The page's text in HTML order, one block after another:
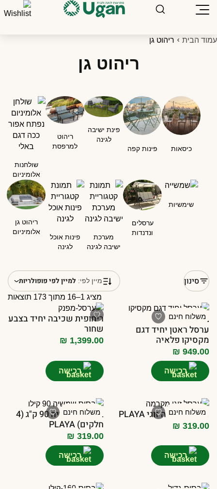
הבית ריהוט גן
ריהוט גן
כיסאות פינות קפה
פינת ישיבה
לגינה
ריהוט
למרפסת
שולחנות
אלומיניום
שימשיות
ערסלים
ונדנדות
מערכת
ישיבה לגינה
פינות אוכל
לגינה
ריהוט גן
אלומיניום
מציג 1–16 מתוך 173 תוצאות
סינון מיין לפי: למיין לפי פופולריות
משלוח חינם
ערסל ראטן יחיד דגם
מקסיקו פלאיה
₪ 949.00
רכישה
ריחופית שכיבה יחיד בצבע
שחור
₪ 1,399.00
רכישה
משלוח חינם
ערסל מקרמה זוגי PLAYA
₪ 319.00
רכישה
משלוח חינם בסיס שמשייה 90 ק"ג (4
חלקים) PLAYA
₪ 319.00
רכישה